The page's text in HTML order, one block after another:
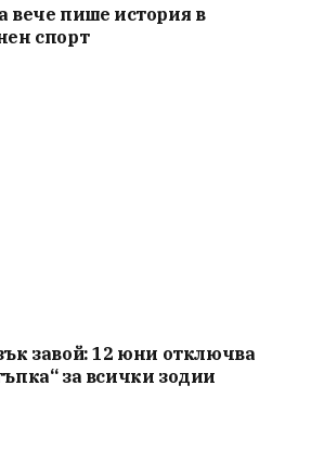
вече пише история в
спорт
завой: 12 юни отключва
за всички зодии